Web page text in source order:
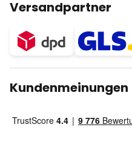
Versandpartner
Kundenmeinungen